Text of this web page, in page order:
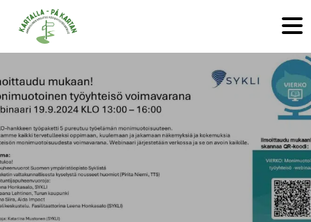
Hyppää sisältöön